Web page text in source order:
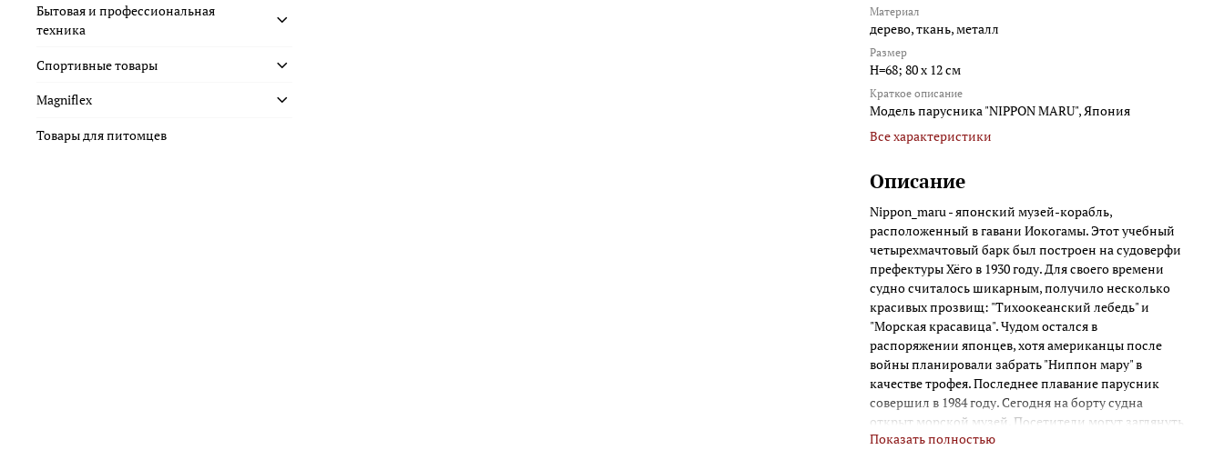
Материал
дерево, ткань, металл
Размер
Н=68; 80 х 12 см
Краткое описание
Модель парусника "NIPPON MARU", Япония
Все характеристики
Описание
Nippon_maru - японский музей-корабль,
расположенный в гавани Иокогамы. Этот учебный
четырехмачтовый барк был построен на судоверфи
префектуры Хёго в 1930 году. Для своего времени
судно считалось шикарным, получило несколько
красивых прозвищ: "Тихоокеанский лебедь" и
"Морская красавица". Чудом остался в
распоряжении японцев, хотя американцы после
войны планировали забрать "Ниппон мару" в
качестве трофея. Последнее плавание парусник
совершил в 1984 году. Сегодня на борту судна
открыт морской музей. Посетители могут заглянуть
в рубку капитана, каюты моряков. Прежде, чем стать
Показать полностью
Бытовая и профессиональная
техника
Спортивные товары
Magniflex
Товары для питомцев